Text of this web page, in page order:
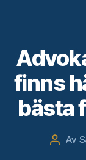
finns
bästa
Av